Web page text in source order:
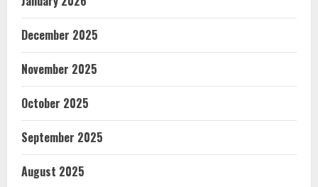
December 2025
November 2025
October 2025
September 2025
August 2025